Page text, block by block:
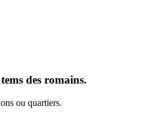
des romains.
ou quartiers.